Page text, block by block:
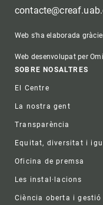
Web s'ha elaborada
Web desenvolupat per
Footer
SOBRE NOSALTRES
El Centre
La nostra gent
Transparència
Equitat, diversitat i
Oficina de premsa
Les instal·lacions
Ciència oberta i